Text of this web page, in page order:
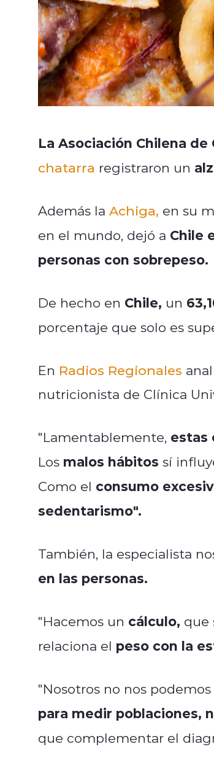
La Asociación Chilena de
chatarra registraron un
Además la Achiga, en su
en el mundo, dejó a Chile
personas con sobrepeso.
De hecho en Chile, un
porcentaje que solo es
En Radios Regionales
nutricionista de Clínica
"Lamentablemente, estas
Los malos hábitos sí
Como el consumo
sedentarismo".
También, la especialista
en las personas.
"Hacemos un cálculo, que
relaciona el peso con la
"Nosotros no nos
para medir poblaciones,
que complementar el